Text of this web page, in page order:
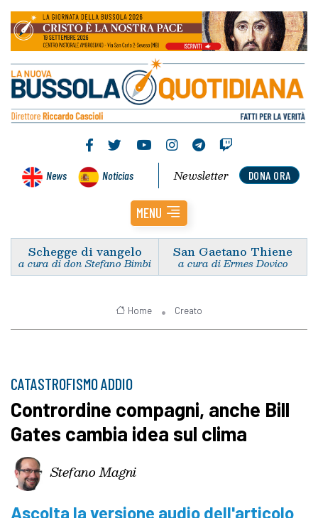
News Noticias DONA ORA
Newsletter
MENU
Schegge di vangelo
a cura di don Stefano Bimbi
San Gaetano Thiene
a cura di Ermes Dovico
Home Creato
CATASTROFISMO ADDIO
Contrordine compagni, anche Bill
Gates cambia idea sul clima
Stefano Magni
Ascolta la versione audio dell'articolo